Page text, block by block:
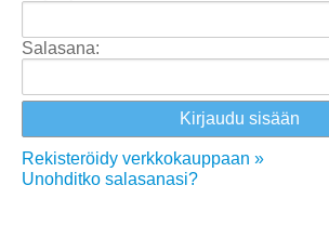
Salasana:
Rekisteröidy verkkokauppaan »
Unohditko salasanasi?